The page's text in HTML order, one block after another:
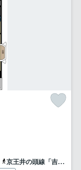
京王井の頭線「吉祥寺」駅 徒歩17分